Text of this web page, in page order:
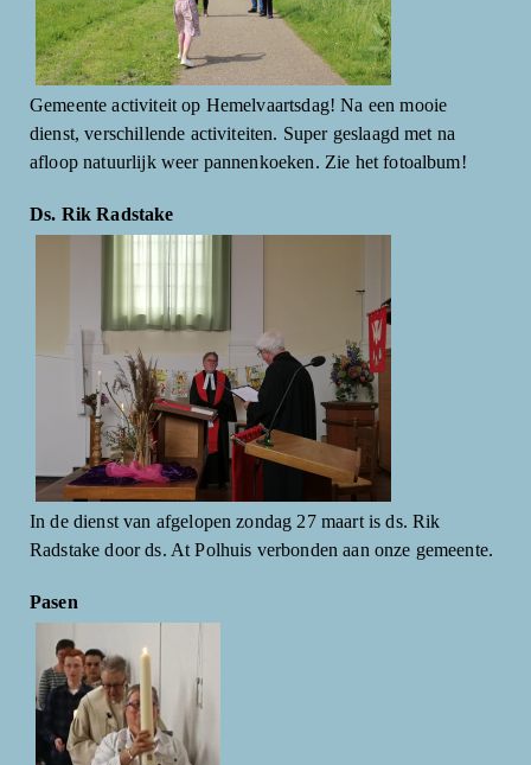
Gemeente activiteit op Hemelvaartsdag! Na een mooie
dienst, verschillende activiteiten. Super geslaagd met na
afloop natuurlijk weer pannenkoeken. Zie het fotoalbum!
Ds. Rik Radstake
In de dienst van afgelopen zondag 27 maart is ds. Rik
Radstake door ds. At Polhuis verbonden aan onze gemeente.
Pasen